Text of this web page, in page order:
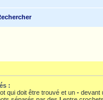
:
qui doit être trouvé et un - devant